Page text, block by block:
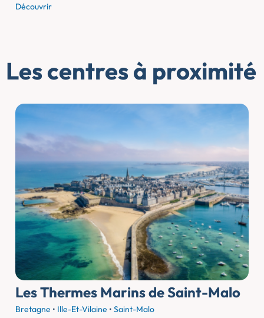
Découvrir
Les centres à proximité
Les Thermes Marins de Saint-Malo
Bretagne • Ille-Et-Vilaine • Saint-Malo